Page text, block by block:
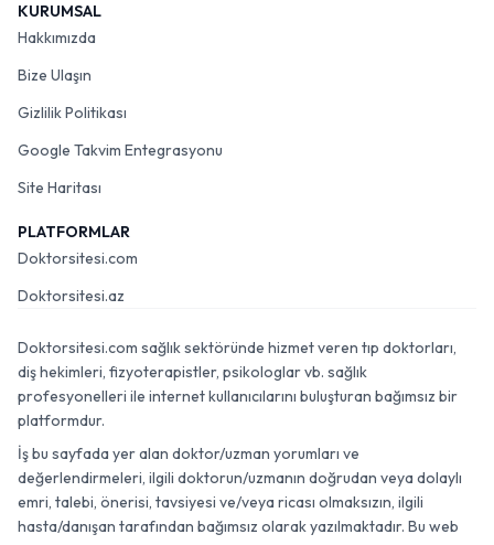
KURUMSAL
Hakkımızda
Bize Ulaşın
Gizlilik Politikası
Google Takvim Entegrasyonu
Site Haritası
PLATFORMLAR
Doktorsitesi.com
Doktorsitesi.az
Doktorsitesi.com sağlık sektöründe hizmet veren tıp doktorları,
diş hekimleri, fizyoterapistler, psikologlar vb. sağlık
profesyonelleri ile internet kullanıcılarını buluşturan bağımsız bir
platformdur.
İş bu sayfada yer alan doktor/uzman yorumları ve
değerlendirmeleri, ilgili doktorun/uzmanın doğrudan veya dolaylı
emri, talebi, önerisi, tavsiyesi ve/veya ricası olmaksızın, ilgili
hasta/danışan tarafından bağımsız olarak yazılmaktadır. Bu web